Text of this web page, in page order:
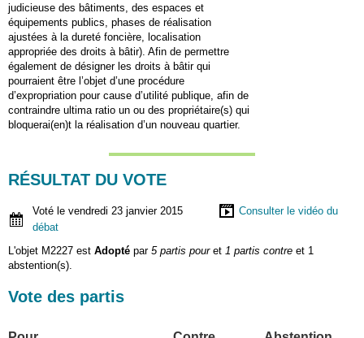
judicieuse des bâtiments, des espaces et
équipements publics, phases de réalisation
ajustées à la dureté foncière, localisation
appropriée des droits à bâtir). Afin de permettre
également de désigner les droits à bâtir qui
pourraient être l’objet d’une procédure
d’expropriation pour cause d’utilité publique, afin de
contraindre ultima ratio un ou des propriétaire(s) qui
bloquerai(en)t la réalisation d’un nouveau quartier.
RÉSULTAT DU VOTE
Voté le vendredi 23 janvier 2015
Consulter le vidéo du
débat
L'objet M2227 est Adopté par 5 partis pouret 1 partis contre et 1
abstention(s).
Vote des partis